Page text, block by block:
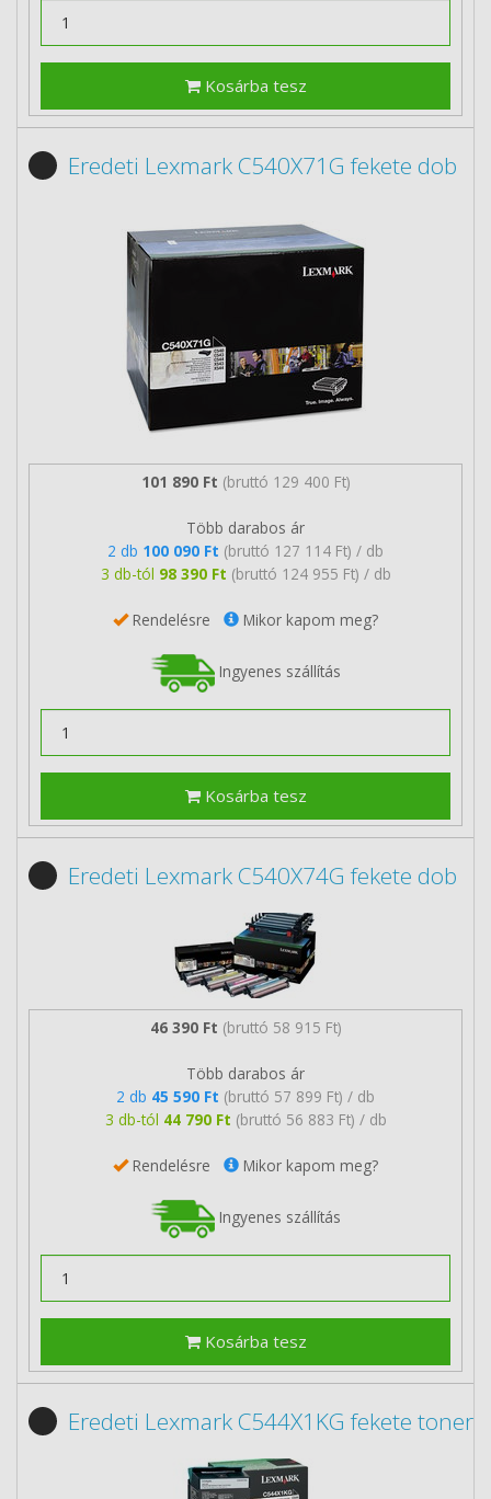
Kosárba tesz
Eredeti Lexmark C540X71G fekete dob
101 890 Ft (bruttó 129 400 Ft)
Több darabos ár
2 db 100 090 Ft (bruttó 127 114 Ft) / db
3 db-tól 98 390 Ft (bruttó 124 955 Ft) / db
Rendelésre Mikor kapom meg?
Ingyenes szállítás
Kosárba tesz
Eredeti Lexmark C540X74G fekete dob
46 390 Ft (bruttó 58 915 Ft)
Több darabos ár
2 db 45 590 Ft (bruttó 57 899 Ft) / db
3 db-tól 44 790 Ft (bruttó 56 883 Ft) / db
Rendelésre Mikor kapom meg?
Ingyenes szállítás
Kosárba tesz
Eredeti Lexmark C544X1KG fekete toner